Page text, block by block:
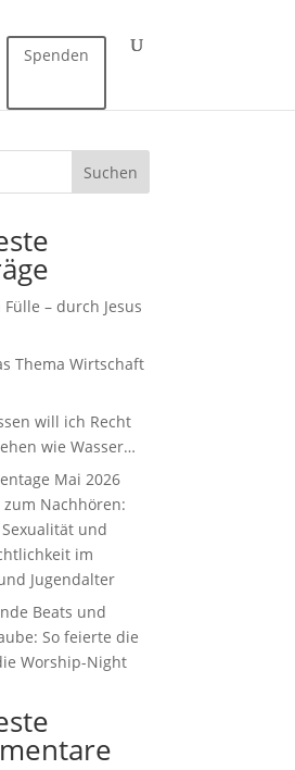
Spenden
Suchen
– durch Jesus
Thema Wirtschaft
will ich Recht
wie Wasser…
Mai 2026
zum Nachhören:
und
im
Jugendalter
Beats und
So feierte die
Worship-Night